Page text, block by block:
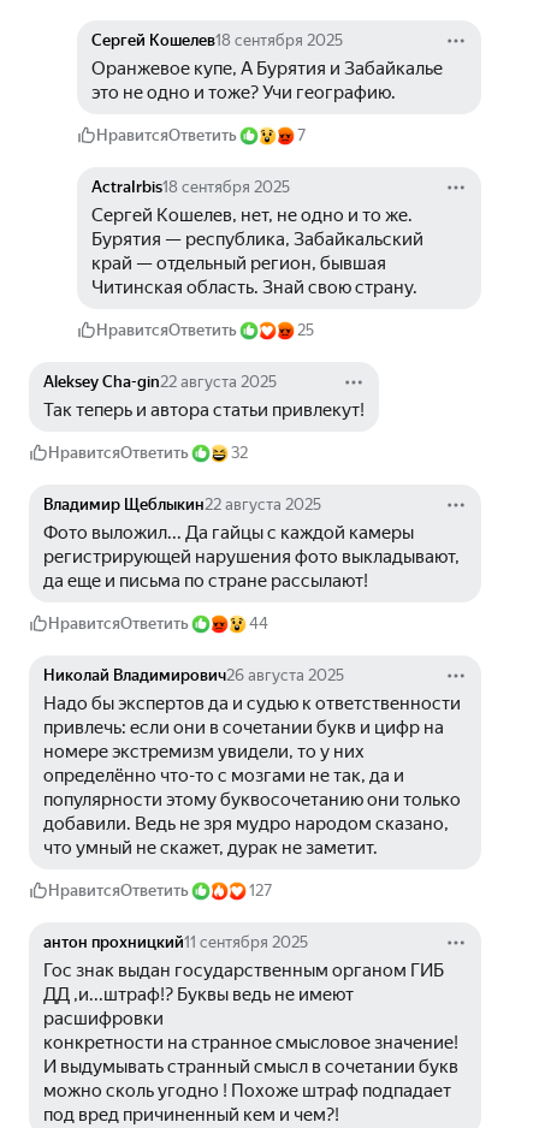
Сергей Кошелев18 сентября 2025
Оранжевое купе, А Бурятия и Забайкалье
это не одно и тоже? Учи географию.
НравитсяОтветить 7
ActraIrbis18 сентября 2025
Сергей Кошелев, нет, не одно и то же.
Бурятия — республика, Забайкальский
край — отдельный регион, бывшая
Читинская область. Знай свою страну.
НравитсяОтветить 25
Aleksey Cha-gin22 августа 2025
Так теперь и автора статьи привлекут!
НравитсяОтветить 32
Владимир Щеблыкин22 августа 2025
Фото выложил... Да гайцы с каждой камеры
регистрирующей нарушения фото выкладывают,
да еще и письма по стране рассылают!
НравитсяОтветить 44
Николай Владимирович26 августа 2025
Надо бы экспертов да и судью к ответственности
привлечь: если они в сочетании букв и цифр на
номере экстремизм увидели, то у них
определённо что-то с мозгами не так, да и
популярности этому буквосочетанию они только
добавили. Ведь не зря мудро народом сказано,
что умный не скажет, дурак не заметит.
НравитсяОтветить 127
антон прохницкий11 сентября 2025
Гос знак выдан государственным органом ГИБ
ДД ,и...штраф!? Буквы ведь не имеют
расшифровки
конкретности на странное смысловое значение!
И выдумывать странный смысл в сочетании букв
можно сколь угодно ! Похоже штраф подпадает
под вред причиненный кем и чем?!